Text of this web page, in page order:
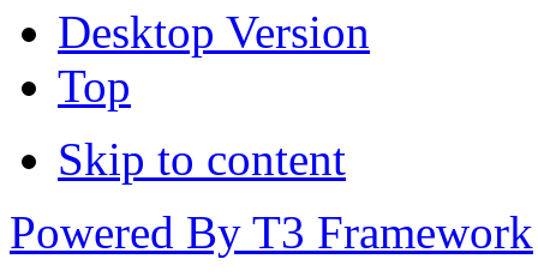
Desktop Version
Top
Skip to content
Powered By T3 Framework